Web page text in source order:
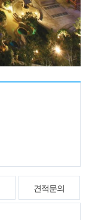
견적문의